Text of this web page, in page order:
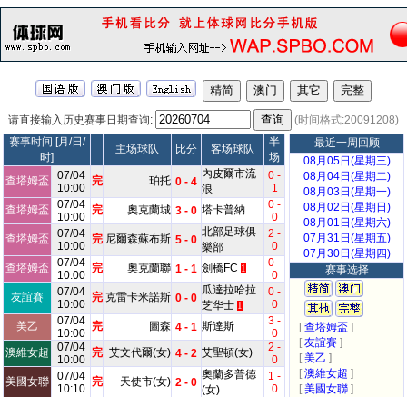
请直接输入历史赛事日期查询:
(时间格式:20091208)
赛事时间 [月/日/
时]
主场球队 比分 客场球队
半
场
查塔姆盃
07/04
10:00
完 珀托 0 - 4
內皮爾市流
浪
0 -
1
查塔姆盃
07/04
10:00
完 奧克蘭城 3 - 0 塔卡普納
0 -
0
查塔姆盃
07/04
10:00
完 尼爾森蘇布斯 5 - 0
北部足球俱
樂部
2 -
0
查塔姆盃
07/04
10:00
完 奧克蘭聯 1 - 1 劍橋FC 1
0 -
0
友誼賽
07/04
10:00
完 克雷卡米諾斯 0 - 0
瓜達拉哈拉
芝华士 1
0 -
0
美乙
07/04
10:00
完 圖森 4 - 1 斯達斯
3 -
0
澳維女超
07/04
10:00
完 艾文代爾(女) 4 - 2 艾聖頓(女)
2 -
0
美國女聯
07/04
10:10
完 天使市(女) 2 - 0
奧蘭多普德
(女)
1 -
0
最近一周回顾
08月05日(星期三)
08月04日(星期二)
08月03日(星期一)
08月02日(星期日)
08月01日(星期六)
07月31日(星期五)
07月30日(星期四)
赛事选择
[查塔姆盃 ]
[友誼賽 ]
[美乙 ]
[澳維女超 ]
[美國女聯 ]